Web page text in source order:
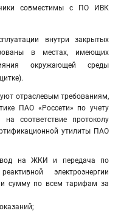
совместимы с ПО ИВК
внутри закрытых
в местах, имеющих
окружающей среды
отраслевым требованиям,
ПАО «Россети» по учету
на соответствие протоколу
утилиты ПАО
на ЖКИ и передача по
электроэнергии
сумму по всем тарифам за